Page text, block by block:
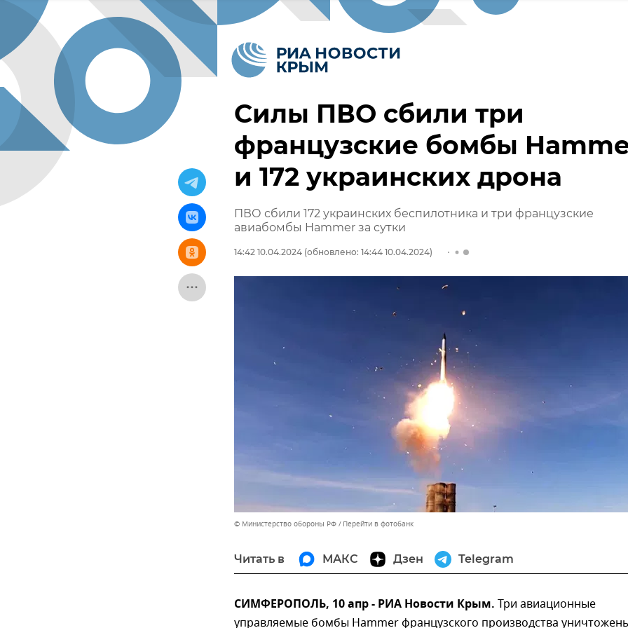
Силы ПВО сбили три
французские бомбы
и 172 украинских дрона
ПВО сбили 172 украинских беспилотника и три французские
авиабомбы Hammer за сутки
14:42 10.04.2024 (обновлено: 14:44 10.04.2024)
© Министерство обороны РФ Перейти в фотобанк
Читать в МАКС Дзен Telegram
СИМФЕРОПОЛЬ, 10 апр - РИА Новости Крым. Три авиационные
управляемые бомбы Hammer французского производства